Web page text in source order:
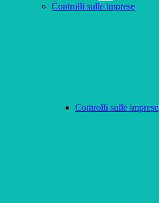
Controlli sulle imprese
Controlli sulle imprese